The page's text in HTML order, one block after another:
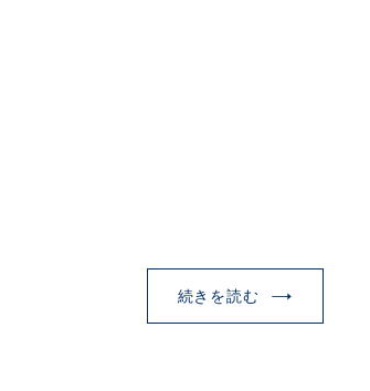
続きを読む